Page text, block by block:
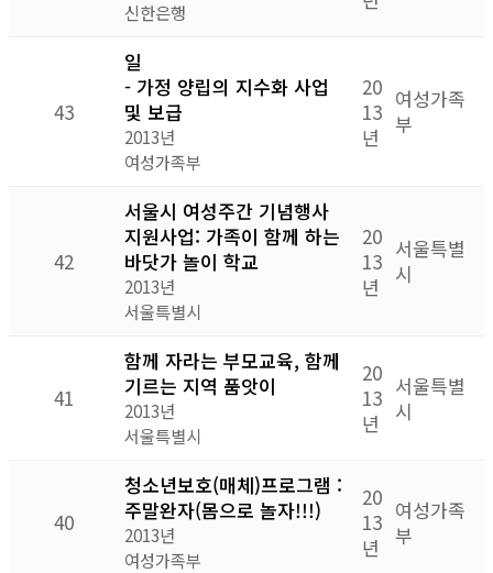
신한은행
43
일
- 가정 양립의 지수화 사업
및 보급
2013년
여성가족부
20
13
년
여성가족
부
42
서울시 여성주간 기념행사
지원사업: 가족이 함께 하는
바닷가 놀이 학교
2013년
서울특별시
20
13
년
서울특별
시
41
함께 자라는 부모교육, 함께
기르는 지역 품앗이
2013년
서울특별시
20
13
년
서울특별
시
40
청소년보호(매체)프로그램 :
주말완자(몸으로 놀자!!!)
2013년
여성가족부
20
13
년
여성가족
부